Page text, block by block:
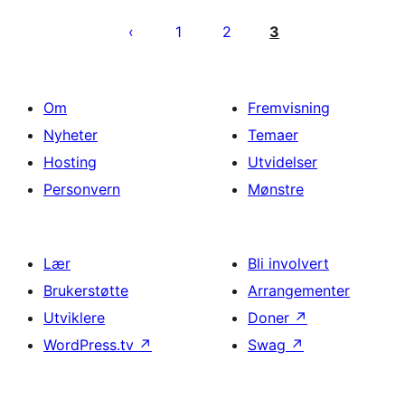
1 2 3
Om
Nyheter
Hosting
Personvern
Fremvisning
Temaer
Utvidelser
Mønstre
Lær
Brukerstøtte
Utviklere
WordPress.tv ↗
Bli involvert
Arrangementer
Doner ↗
Swag ↗